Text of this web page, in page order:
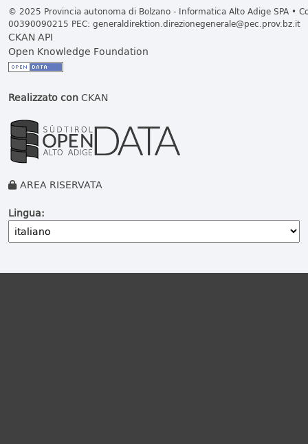
© 2025 Provincia autonoma di Bolzano - Informatica Alto Adige SPA •
00390090215 PEC: generaldirektion.direzionegenerale@pec.prov.bz.it
CKAN API
Open Knowledge Foundation
Realizzato conCKAN
AREA RISERVATA
Lingua